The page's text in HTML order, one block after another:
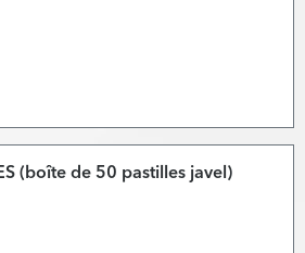
(boîte de 50 pastilles javel)